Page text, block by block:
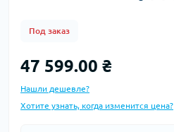
Под заказ
47 599.00 ₴
Нашли дешевле?
Хотите узнать, когда изменится цена?